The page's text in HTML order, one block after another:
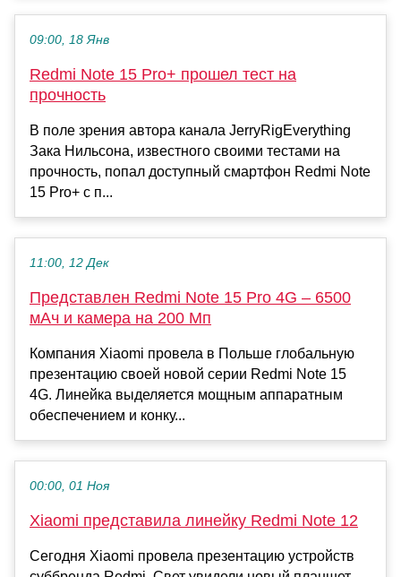
09:00, 18 Янв
Redmi Note 15 Pro+ прошел тест на
прочность
В поле зрения автора канала JerryRigEverything
Зака Нильсона, известного своими тестами на
прочность, попал доступный смартфон Redmi Note
15 Pro+ с п...
11:00, 12 Дек
Представлен Redmi Note 15 Pro 4G – 6500
мАч и камера на 200 Мп
Компания Xiaomi провела в Польше глобальную
презентацию своей новой серии Redmi Note 15
4G. Линейка выделяется мощным аппаратным
обеспечением и конку...
00:00, 01 Ноя
Xiaomi представила линейку Redmi Note 12
Сегодня Xiaomi провела презентацию устройств